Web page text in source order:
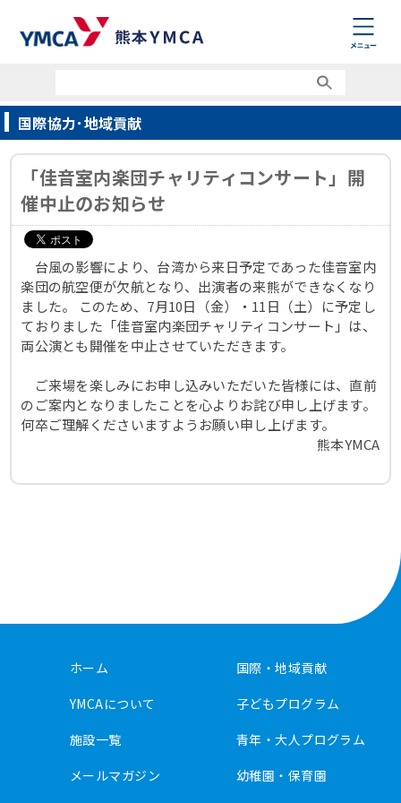
国際協力･地域貢献
「佳音室内楽団チャリティコンサート」開
催中止のお知らせ
台風の影響により、台湾から来日予定であった佳音室内
楽団の航空便が欠航となり、出演者の来熊ができなくなり
ました。 このため、7月10日（金）・11日（土）に予定し
ておりました「佳音室内楽団チャリティコンサート」は、
両公演とも開催を中止させていただきます。
ご来場を楽しみにお申し込みいただいた皆様には、直前
のご案内となりましたことを心よりお詫び申し上げます。
何卒ご理解くださいますようお願い申し上げます。
熊本YMCA
ホーム
YMCAについて
施設一覧
メールマガジン
国際・地域貢献
子どもプログラム
青年・大人プログラム
幼稚園・保育園